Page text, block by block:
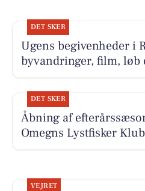
DET SKER
Ugens begivenheder i
byvandringer, film, løb
DET SKER
Åbning af
Omegns Lystfisker Klub
VEJRET